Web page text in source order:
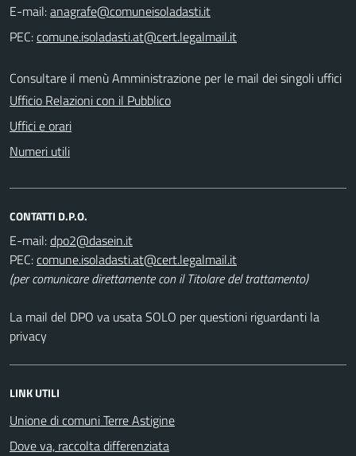
E-mail:
PEC:
Consultare il menù Amministrazione per le mail dei singoli uffici
Ufficio Relazioni con il Pubblico
Uffici e orari
Numeri utili
CONTATTI D.P.O.
E-mail:
PEC:
(per comunicare direttamente con il Titolare del trattamento)
La mail del DPO va usata SOLO per questioni riguardanti la
privacy
LINK UTILI
Unione di comuni Terre Astigine
Dove va, raccolta differenziata